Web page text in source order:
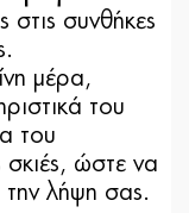
στις συνθήκες
μέρα,
του
του
ώστε να
την λήψη σας.